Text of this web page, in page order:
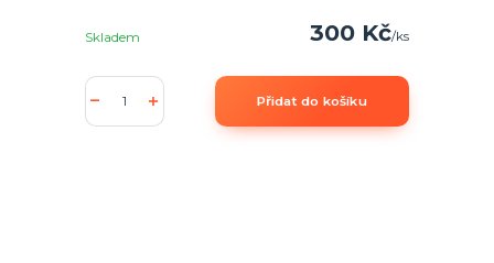
300 Kč/ks
Skladem
Přidat do košíku